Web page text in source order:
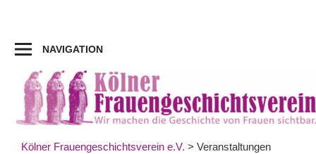
springen
NAVIGATION
Kölner Frauengeschichtsverein e.V. > Veranstaltungen